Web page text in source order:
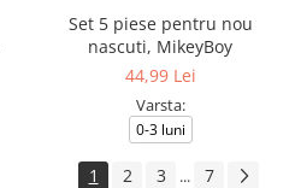
Set 5 piese pentru nou
nascuti, MikeyBoy
44,99 Lei
Varsta:
0-3 luni
1 2 3 ... 7